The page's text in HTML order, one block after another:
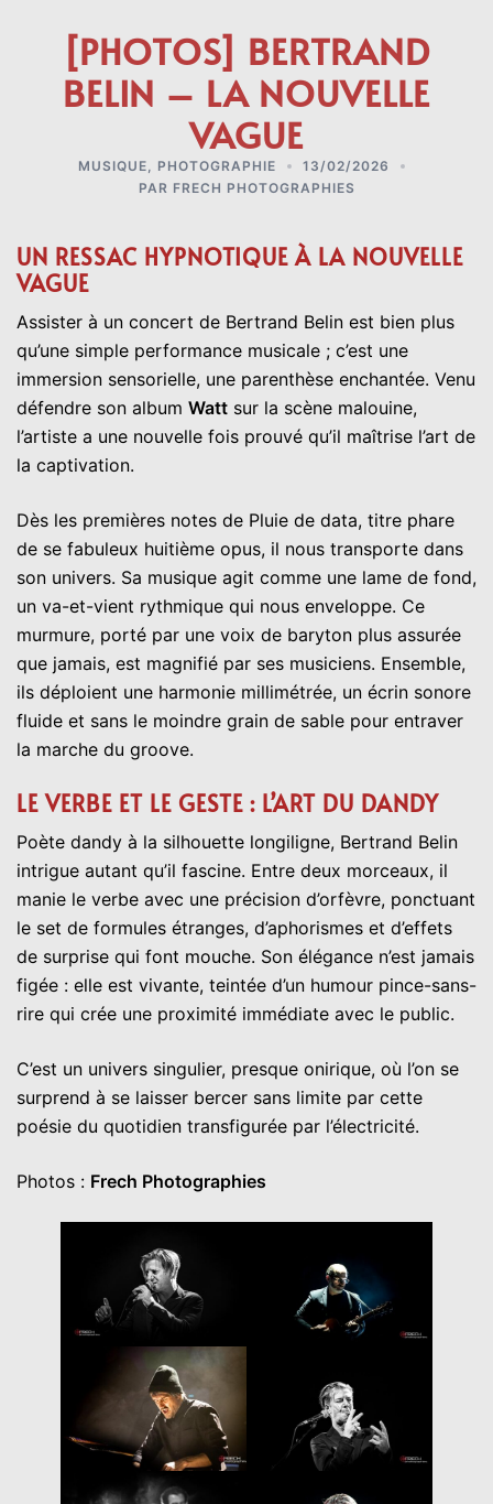
[PHOTOS] BERTRAND
BELIN – LA NOUVELLE
VAGUE
MUSIQUE PHOTOGRAPHIE
13/02/2026
PAR FRECH PHOTOGRAPHIES
UN RESSAC HYPNOTIQUE À LA NOUVELLE
VAGUE
Assister à un concert de Bertrand Belin est bien plus
qu’une simple performance musicale ; c’est une
immersion sensorielle, une parenthèse enchantée. Venu
défendre son album Watt sur la scène malouine,
l’artiste a une nouvelle fois prouvé qu’il maîtrise l’art de
la captivation.
Dès les premières notes de Pluie de data, titre phare
de se fabuleux huitième opus, il nous transporte dans
son univers. Sa musique agit comme une lame de fond,
un va-et-vient rythmique qui nous enveloppe. Ce
murmure, porté par une voix de baryton plus assurée
que jamais, est magnifié par ses musiciens. Ensemble,
ils déploient une harmonie millimétrée, un écrin sonore
fluide et sans le moindre grain de sable pour entraver
la marche du groove.
LE VERBE ET LE GESTE : L’ART DU DANDY
Poète dandy à la silhouette longiligne, Bertrand Belin
intrigue autant qu’il fascine. Entre deux morceaux, il
manie le verbe avec une précision d’orfèvre, ponctuant
le set de formules étranges, d’aphorismes et d’effets
de surprise qui font mouche. Son élégance n’est jamais
figée : elle est vivante, teintée d’un humour pince-sans-
rire qui crée une proximité immédiate avec le public.
C’est un univers singulier, presque onirique, où l’on se
surprend à se laisser bercer sans limite par cette
poésie du quotidien transfigurée par l’électricité.
Photos : Frech Photographies